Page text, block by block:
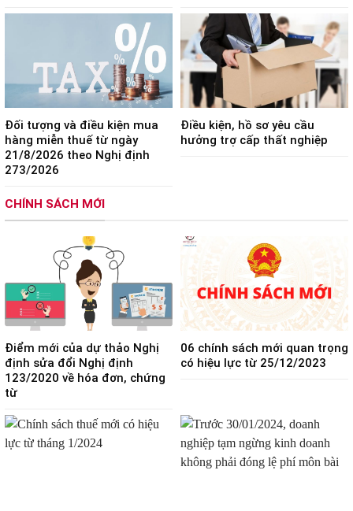
Đối tượng và điều kiện mua
hàng miễn thuế từ ngày
21/8/2026 theo Nghị định
273/2026
Điều kiện, hồ sơ yêu cầu
hưởng trợ cấp thất nghiệp
CHÍNH SÁCH MỚI
Điểm mới của dự thảo Nghị
định sửa đổi Nghị định
123/2020 về hóa đơn, chứng
từ
06 chính sách mới quan trọng
có hiệu lực từ 25/12/2023